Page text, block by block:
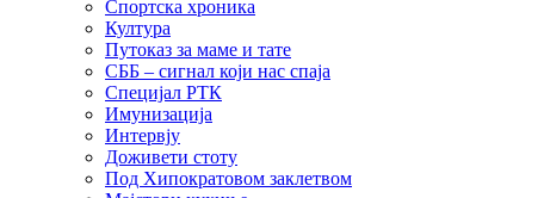
Спортска хроника
Култура
Путоказ за маме и тате
СББ – сигнал који нас спаја
Специјал РТК
Имунизација
Интервју
Доживети стоту
Под Хипократовом заклетвом